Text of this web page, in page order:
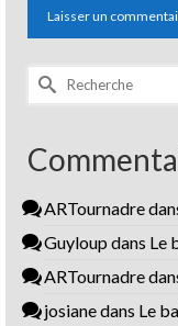
Rechercher :
ARTournadre
Guyloup dans Le
ARTournadre
josianedans Le